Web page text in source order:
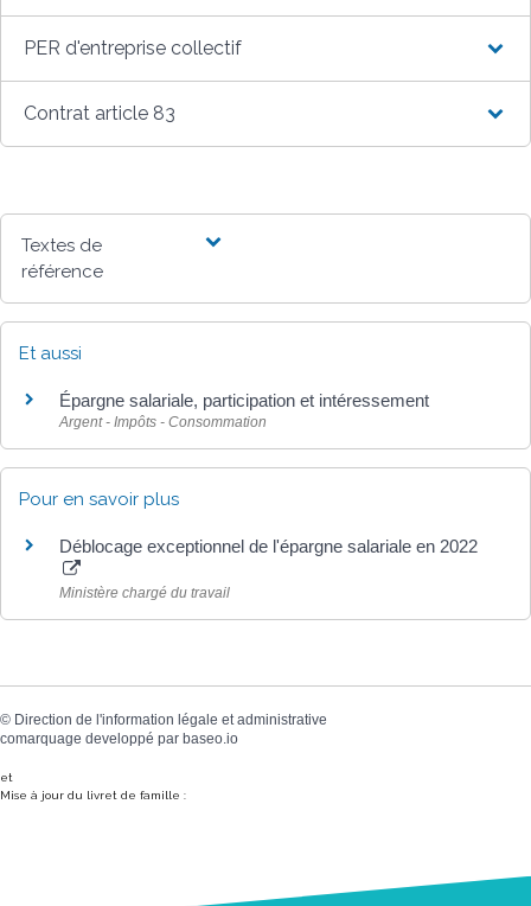
PER d'entreprise collectif
Contrat article 83
Textes de
référence
Et aussi
Épargne salariale, participation et intéressement
Argent - Impôts - Consommation
Pour en savoir plus
Déblocage exceptionnel de l'épargne salariale en 2022
Ministère chargé du travail
© Direction de l'information légale et administrative
comarquage developpé par baseo.io
et
Mise à jour du livret de famille :